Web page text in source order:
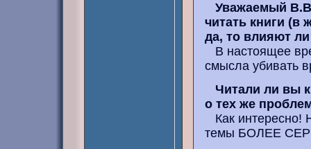
Уважаемый
читать книги (в
да, то влияют
В настоящее
смысла убивать
Читали ли вы
о тех же
Как интересно!
темы БОЛЕЕ